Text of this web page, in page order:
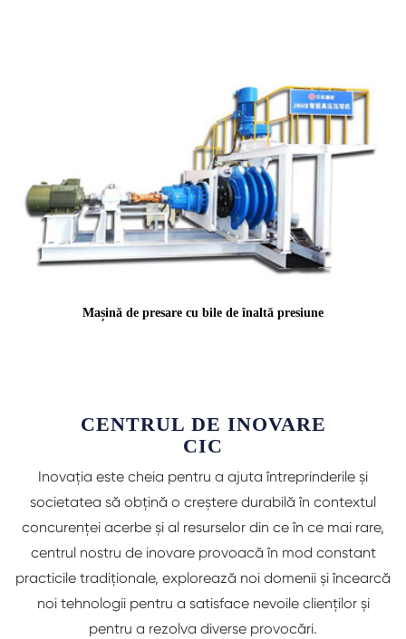
Mașină de presare cu bile de înaltă presiune
CENTRUL DE INOVARE
CIC
Inovația este cheia pentru a ajuta întreprinderile și
societatea să obțină o creștere durabilă în contextul
concurenței acerbe și al resurselor din ce în ce mai rare,
centrul nostru de inovare provoacă în mod constant
practicile tradiționale, explorează noi domenii și încearcă
noi tehnologii pentru a satisface nevoile clienților și
pentru a rezolva diverse provocări.